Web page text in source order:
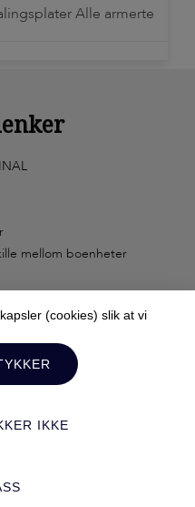
Alle armerte
armering og
med kammer,
arbeide sammen, ­altså
mellom boenheter
(cookies) slik at vi
IKKE